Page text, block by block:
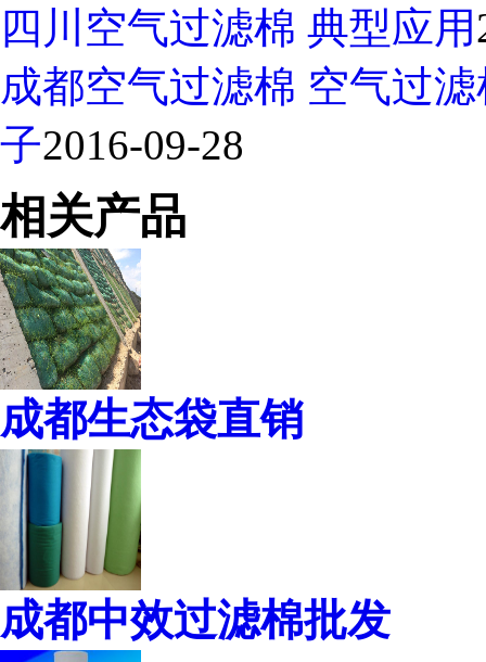
四川空气过滤棉 典型应用
成都空气过滤棉 空气过
子2016-09-28
相关产品
成都生态袋直销
成都中效过滤棉批发